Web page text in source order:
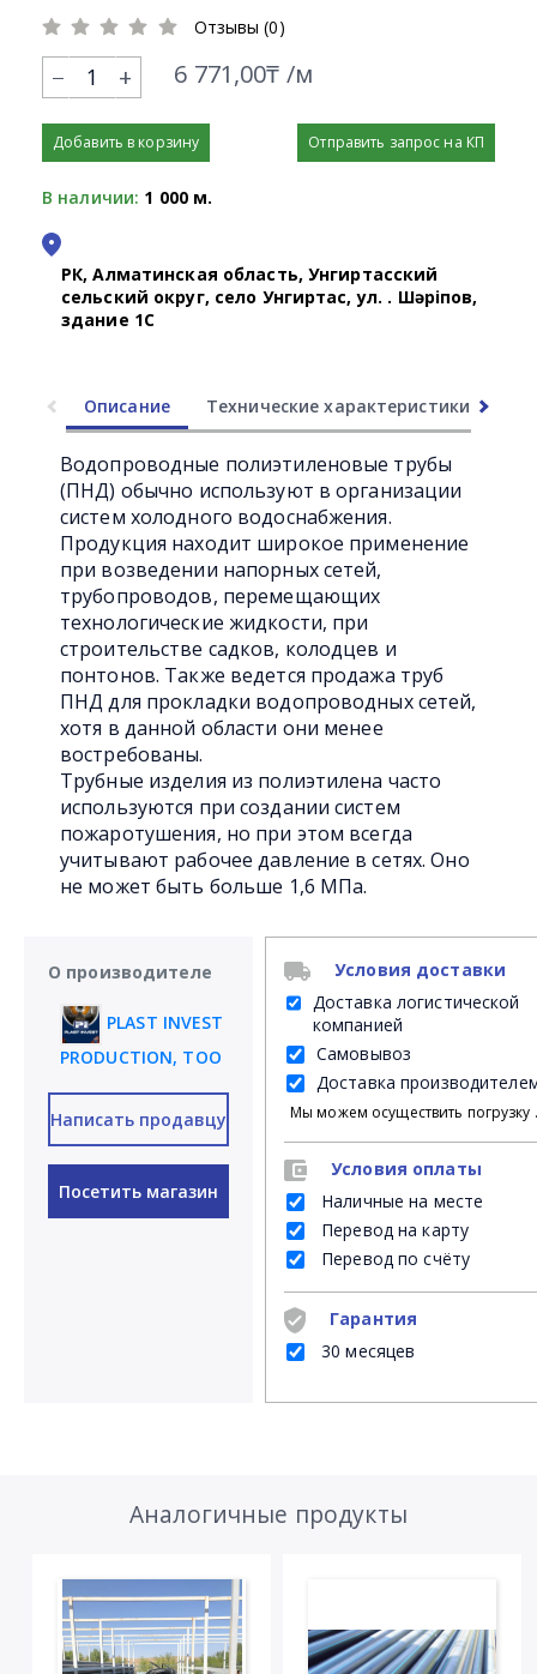
Отзывы (0)
+ 6 771,00₸ /м
Добавить в корзину Отправить запрос на КП
В наличии: 1 000 м.
РК, Алматинская область, Унгиртасский
сельский округ, село Унгиртас, ул. Қ. Шәріпов,
здание 1С
Описание Технические характеристики
Водопроводные полиэтиленовые трубы
(ПНД) обычно используют в организации
систем холодного водоснабжения.
Продукция находит широкое применение
при возведении напорных сетей,
трубопроводов, перемещающих
технологические жидкости, при
строительстве садков, колодцев и
понтонов. Также ведется продажа труб
ПНД для прокладки водопроводных сетей,
хотя в данной области они менее
востребованы.
Трубные изделия из полиэтилена часто
используются при создании систем
пожаротушения, но при этом всегда
учитывают рабочее давление в сетях. Оно
не может быть больше 1,6 МПа.
О производителе
PLAST INVEST
PRODUCTION, ТОО
Написать продавцу
Посетить магазин
Условия доставки
Доставка логистической
компанией
Самовывоз
Доставка
Мы можем осуществить погрузку
Условия оплаты
Наличные на месте
Перевод на карту
Перевод по счёту
Гарантия
30 месяцев
Аналогичные продукты